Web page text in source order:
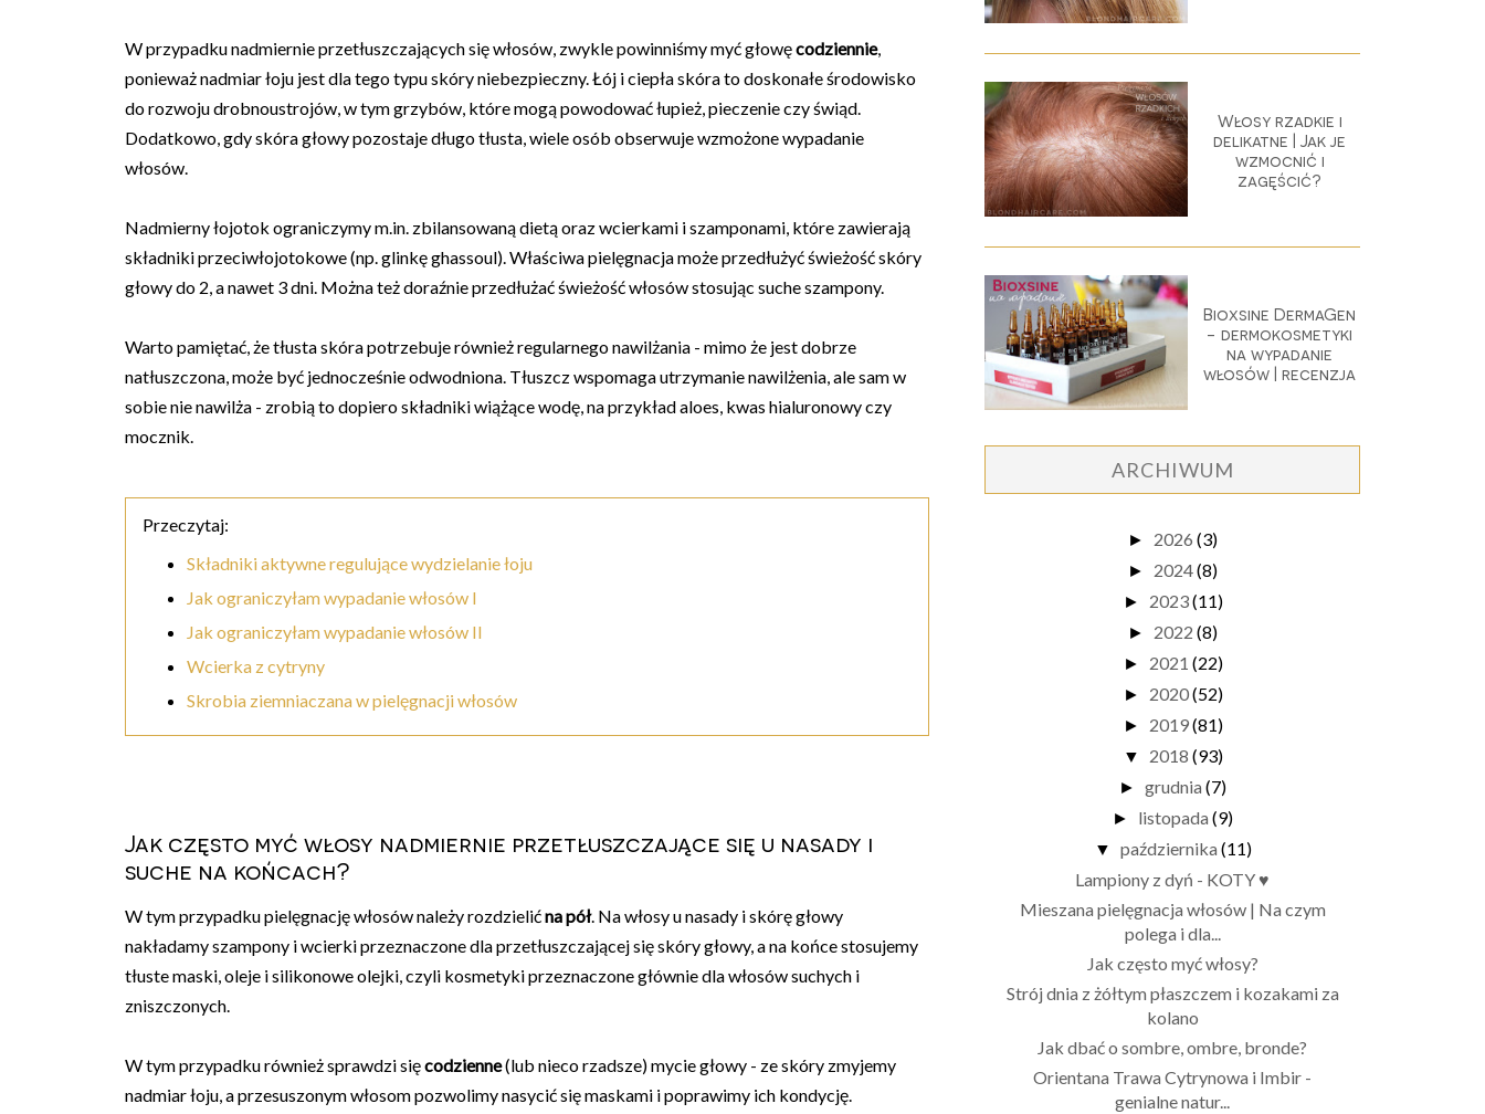
W przypadku nadmiernie przetłuszczających się włosów, zwykle powinniśmy myć głowęcodziennie,
ponieważ nadmiar łoju jest dla tego typu skóry niebezpieczny. Łój i ciepła skóra to doskonałe środowisko
do rozwoju drobnoustrojów, w tym grzybów, które mogą powodować łupież, pieczenie czy świąd.
Dodatkowo, gdy skóra głowy pozostaje długo tłusta, wiele osób obserwuje wzmożone wypadanie
włosów.
Nadmierny łojotok ograniczymy m.in. zbilansowaną dietą oraz wcierkami i szamponami, które zawierają
składniki przeciwłojotokowe (np. glinkę ghassoul). Właściwa pielęgnacja może przedłużyć świeżość skóry
głowy do 2, a nawet 3 dni. Można też doraźnie przedłużać świeżość włosów stosując suche szampony.
Warto pamiętać, że tłusta skóra potrzebuje również regularnego nawilżania - mimo że jest dobrze
natłuszczona, może być jednocześnie odwodniona. Tłuszcz wspomaga utrzymanie nawilżenia, ale sam w
sobie nie nawilża - zrobią to dopiero składniki wiążące wodę, na przykład aloes, kwas hialuronowy czy
mocznik.
Przeczytaj:
Składniki aktywne regulujące wydzielanie łoju
Jak ograniczyłam wypadanie włosów I
Jak ograniczyłam wypadanie włosów II
Wcierka z cytryny
Skrobia ziemniaczana w pielęgnacji włosów
Jak często myć włosy nadmiernie przetłuszczające się u nasady i
suche na końcach?
W tym przypadku pielęgnację włosów należy rozdzielićna pół. Na włosy u nasady i skórę głowy
nakładamy szampony i wcierki przeznaczone dla przetłuszczającej się skóry głowy, a na końce stosujemy
tłuste maski, oleje i silikonowe olejki, czyli kosmetyki przeznaczone głównie dla włosów suchych i
zniszczonych.
W tym przypadku również sprawdzi sięcodzienne(lub nieco rzadsze) mycie głowy - ze skóry zmyjemy
nadmiar łoju, a przesuszonym włosom pozwolimy nasycić się maskami i poprawimy ich kondycję.
Włosy rzadkie i
delikatne | Jak je
wzmocnić i
zagęścić?
Bioxsine DermaGen
- dermokosmetyki
na wypadanie
włosów | recenzja
ARCHIWUM
► 2026 (3)
► 2024(8)
► 2023(11)
► 2022 (8)
► 2021 (22)
► 2020(52)
► 2019(81)
▼ 2018 (93)
► grudnia (7)
► listopada (9)
▼ października (11)
Lampiony z dyń - KOTY ♥
Mieszana pielęgnacja włosów | Na czym
polega i dla...
Jak często myć włosy?
Strój dnia z żółtym płaszczem i kozakami za
kolano
Jak dbać o sombre, ombre, bronde?
Orientana Trawa Cytrynowa i Imbir -
genialne natur...